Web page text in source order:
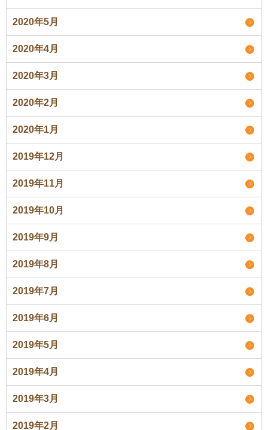
2020年5月
2020年4月
2020年3月
2020年2月
2020年1月
2019年12月
2019年11月
2019年10月
2019年9月
2019年8月
2019年7月
2019年6月
2019年5月
2019年4月
2019年3月
2019年2月